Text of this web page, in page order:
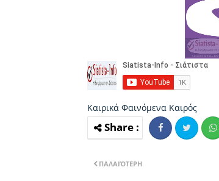
Καιρικά Φαινόμενα Καιρός
ΠΑΛΑΙΌΤΕΡΗ